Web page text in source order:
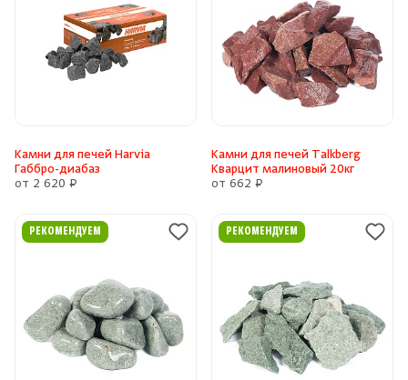
Камни для печей Harvia
Габбро-диабаз
от 2 620 ₽
Камни для печей Talkberg
Кварцит малиновый 20кг
от 662 ₽
РЕКОМЕНДУЕМ РЕКОМЕНДУЕМ